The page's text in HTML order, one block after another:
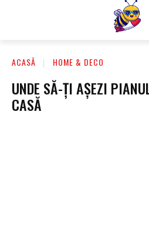
ACASĂ HOME & DECO
UNDE SĂ-ȚI AȘEZI
CASĂ